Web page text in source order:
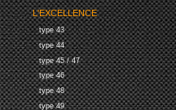
L'EXCELLENCE
type 43
type 44
type 45 / 47
type 46
type 48
type 49